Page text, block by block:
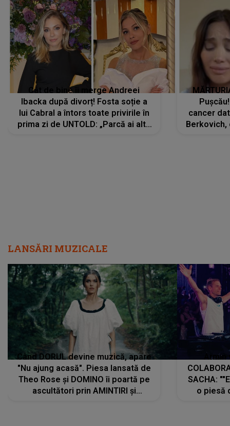
Cât de bine îi merge Andreei
Ibacka după divorț! Fosta soție a
lui Cabral a întors toate privirile în
prima zi de UNTOLD: „Parcă ai altă
cancer
LANSĂRI MUZICALE
Când DORUL devine muzică, apare
"Nu ajung acasă". Piesa lansată de
Theo Rose și DOMINO îi poartă pe
ascultători prin AMINTIRI și
SACHA:
o piesă